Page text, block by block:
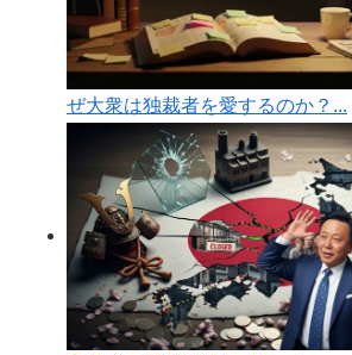
ぜ大衆は独裁者を愛するのか？...